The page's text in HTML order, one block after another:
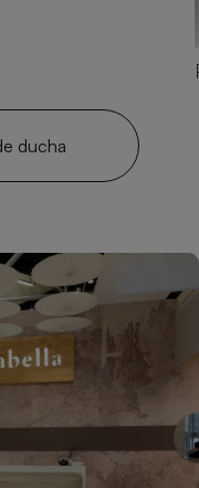
ducha